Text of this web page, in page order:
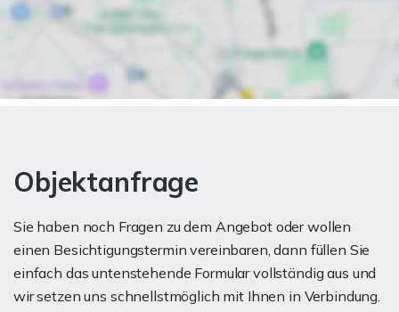
Objektanfrage
Sie haben noch Fragen zu dem Angebot oder wollen
einen Besichtigungstermin vereinbaren, dann füllen Sie
einfach das untenstehende Formular vollständig aus und
wir setzen uns schnellstmöglich mit Ihnen in Verbindung.